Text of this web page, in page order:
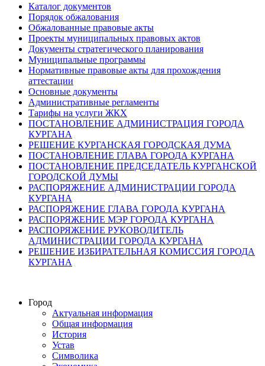
Каталог документов
Порядок обжалования
Обжалованные правовые акты
Проекты муниципальных правовых актов
Документы стратегического планирования
Муниципальные программы
Нормативные правовые акты для прохождения
аттестации
Основные документы
Административные регламенты
Тарифы на услуги ЖКХ
ПОСТАНОВЛЕНИЕ АДМИНИСТРАЦИЯ ГОРОДА
КУРГАНА
РЕШЕНИЕ КУРГАНСКАЯ ГОРОДСКАЯ ДУМА
ПОСТАНОВЛЕНИЕ ГЛАВА ГОРОДА КУРГАНА
ПОСТАНОВЛЕНИЕ ПРЕДСЕДАТЕЛЬ КУРГАНСКОЙ
ГОРОДСКОЙ ДУМЫ
РАСПОРЯЖЕНИЕ АДМИНИСТРАЦИИ ГОРОДА
КУРГАНА
РАСПОРЯЖЕНИЕ ГЛАВА ГОРОДА КУРГАНА
РАСПОРЯЖЕНИЕ МЭР ГОРОДА КУРГАНА
РАСПОРЯЖЕНИЕ РУКОВОДИТЕЛЬ
АДМИНИСТРАЦИИ ГОРОДА КУРГАНА
РЕШЕНИЕ ИЗБИРАТЕЛЬНАЯ КОМИССИЯ ГОРОДА
КУРГАНА
Город
Актуальная информация
Общая информация
История
Устав
Символика